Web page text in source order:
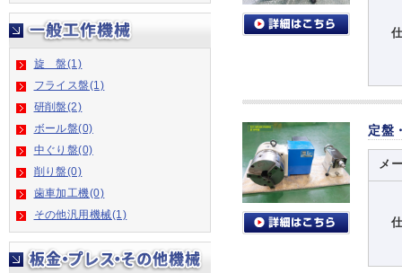
旋 盤(1)
フライス盤(1)
研削盤(2)
ボール盤(0)
中ぐり盤(0)
削り盤(0)
歯車加工機(0)
その他汎用機械(1)
定盤
メ